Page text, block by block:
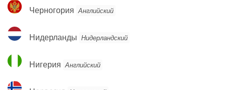
Черногория
Черногория Английский
Нидерланды
Нидерланды Нидерландский
Нигерия
Нигерия Английский
Норвегия